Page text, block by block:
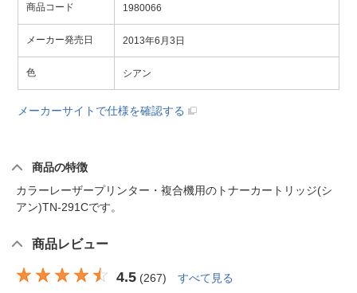
商品コード 1980066
メーカー発売日 2013年6月3日
色 シアン
メーカーサイトで仕様を確認する
商品の特徴
カラーレーザープリンター・複合機用のトナーカートリッジ(シ
アン)TN-291Cです。
商品レビュー
4.5 (267) すべて見る